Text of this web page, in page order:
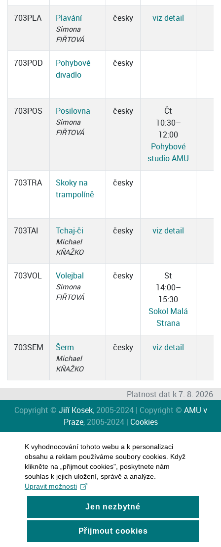
703PLA Plavání
Simona
FIŘTOVÁ
česky viz detail
703POD
Pohybové
divadlo
česky
703POS Posilovna
Simona
FIŘTOVÁ
česky
Čt
10:30–
12:00
Pohybové
studio AMU
703TRA
Skoky na
trampolíně
česky
703TAI Tchaj-či
Michael
KŇAŽKO
česky viz detail
703VOL Volejbal
Simona
FIŘTOVÁ
česky
St
14:00–
15:30
Sokol Malá
Strana
703SEM Šerm
Michael
KŇAŽKO
česky viz detail
Platnost dat k 7. 8. 2026
Copyright © Jiří Kosek, 2005-2024 | Copyright © AMU v
Praze, 2005-2024 | Cookies
K vyhodnocování tohoto webu a k personalizaci
obsahu a reklam používáme soubory cookies. Když
klikněte na „přijmout cookies", poskytnete nám
souhlas k jejich uložení, správě a analýze.
Upravit možnosti
Jen nezbytné
Přijmout cookies